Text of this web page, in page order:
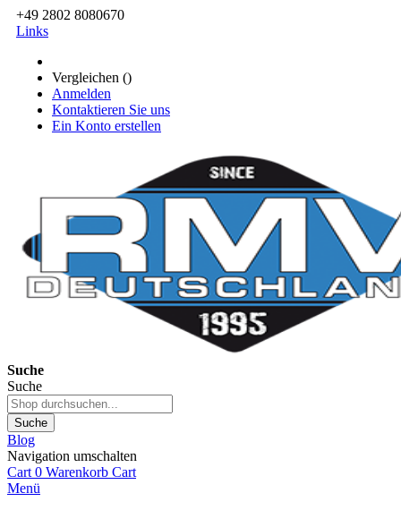
+49 2802 8080670
Links
Vergleichen ()
Anmelden
Kontaktieren Sie uns
Ein Konto erstellen
Suche
Suche
Suche
Blog
Navigation umschalten
Cart 0 Warenkorb Cart
Menü